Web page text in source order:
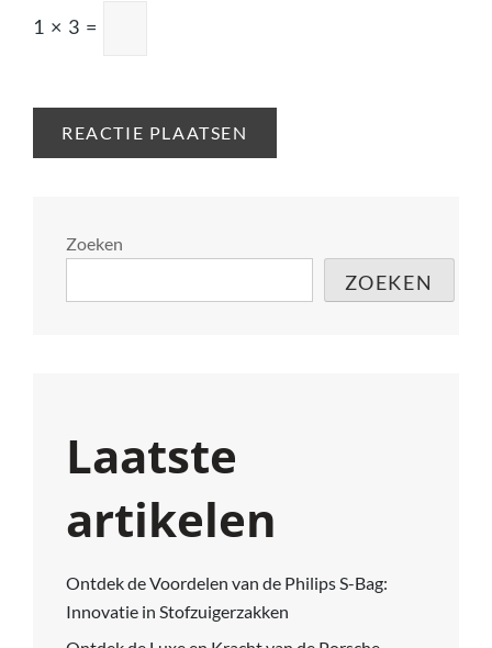
1 × 3 =
Zoeken
ZOEKEN
Laatste
artikelen
Ontdek de Voordelen van de Philips S-Bag:
Innovatie in Stofzuigerzakken